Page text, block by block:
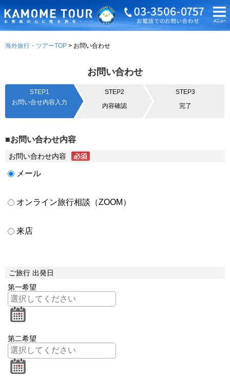
海外旅行・ツアーTOP お問い合わせ
お問い合わせ
STEP1
お問い合せ内容入力
STEP2
内容確認
STEP3
完了
■お問い合わせ内容
お問い合わせ内容
メール
オンライン旅行相談（ZOOM）
来店
ご旅行 出発日
第一希望
第二希望